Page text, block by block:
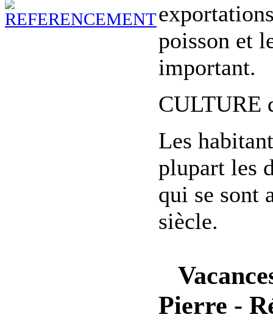
poisson et
important.
CULTURE
Les
plupart les
qui se sont
siècle.
Pierre -